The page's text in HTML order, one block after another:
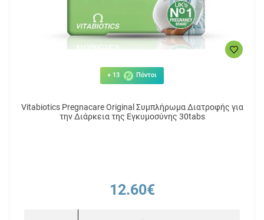
+ 13 Πόντοι
Vitabiotics Pregnacare Original Συμπλήρωμα Διατροφής για
την Διάρκεια της Εγκυμοσύνης 30tabs
12.60€